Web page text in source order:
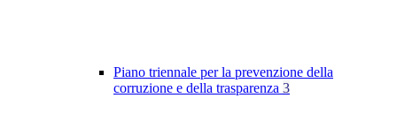
Piano triennale per la prevenzione della
corruzione e della trasparenza 3